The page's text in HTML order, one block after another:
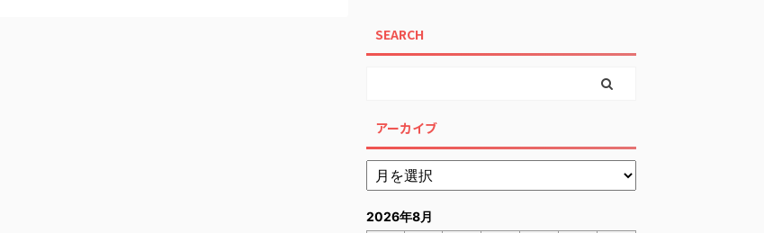
SEARCH
アーカイブ
2026年8月